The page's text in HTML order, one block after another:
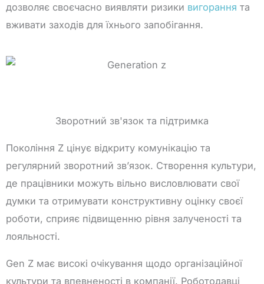
дозволяє своєчасно виявляти ризики вигорання та
вживати заходів для їхнього запобігання.
Зворотний зв'язок та підтримка
Покоління Z цінує відкриту комунікацію та
регулярний зворотний зв’язок. Створення культури,
де працівники можуть вільно висловлювати свої
думки та отримувати конструктивну оцінку своєї
роботи, сприяє підвищенню рівня залученості та
лояльності.
Gen Z має високі очікування щодо організаційної
культури та впевненості в компанії. Роботодавці